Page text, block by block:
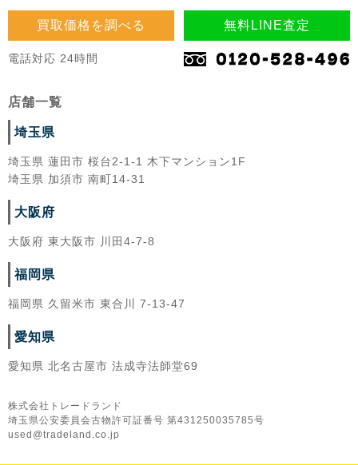
買取価格を調べる 無料LINE査定
電話対応 24時間
店舗一覧
埼玉県
埼玉県 蓮田市 桜台2-1-1 木下マンション1F
埼玉県 加須市 南町14-31
大阪府
大阪府 東大阪市 川田4-7-8
福岡県
福岡県 久留米市 東合川 7-13-47
愛知県
愛知県 北名古屋市 法成寺法師堂69
株式会社トレードランド
埼玉県公安委員会古物許可証番号 第431250035785号
used@tradeland.co.jp